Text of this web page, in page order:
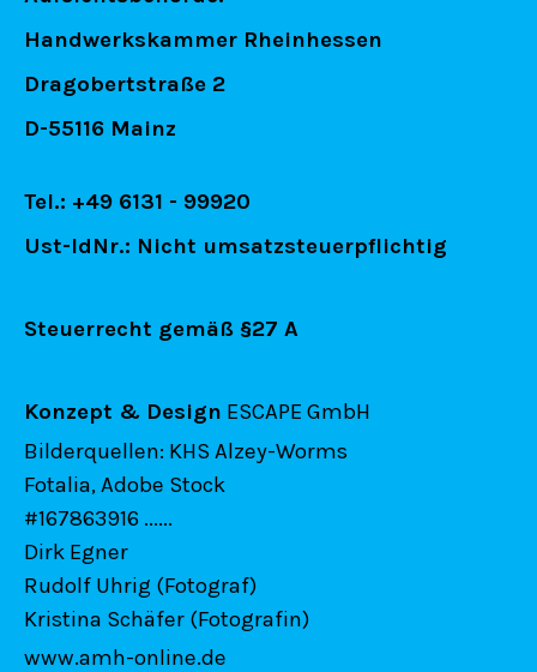
Handwerkskammer Rheinhessen
Dragobertstraße 2
D-55116 Mainz
Tel.: +49 6131 - 99920
Ust-IdNr.: Nicht umsatzsteuerpflichtig
Steuerrecht gemäß §27 A
Konzept & Design ESCAPE GmbH
Bilderquellen: KHS Alzey-Worms
Fotalia, Adobe Stock
#167863916 ......
Dirk Egner
Rudolf Uhrig (Fotograf)
Kristina Schäfer (Fotografin)
www.amh-online.de